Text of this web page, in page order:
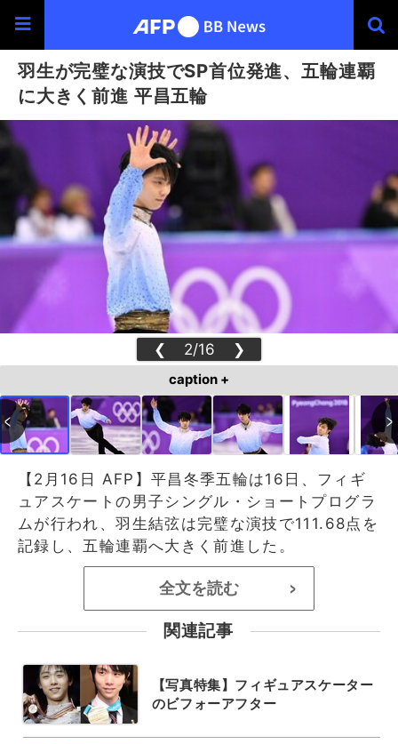
羽生が完璧な演技でSP首位発進、五輪連覇
に大きく前進 平昌五輪
❮ 2/16 ❯
caption +
【2月16日 AFP】平昌冬季五輪は16日、フィギ
ュアスケートの男子シングル・ショートプログラ
ムが行われ、羽生結弦は完璧な演技で111.68点を
記録し、五輪連覇へ大きく前進した。
全文を読む >
関連記事
【写真特集】フィギュアスケーター
のビフォーアフター